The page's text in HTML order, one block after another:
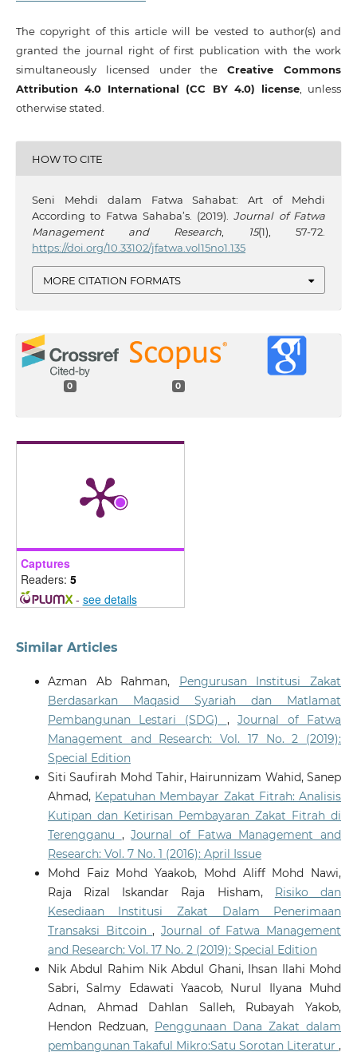
The copyright of this article will be vested to author(s) and
granted the journal right of first publication with the work
simultaneously licensed under theCreative Commons
Attribution 4.0 International (CC BY 4.0) license, unless
otherwise stated.
HOW TO CITE
Seni Mehdi dalam Fatwa Sahabat: Art of Mehdi
According to Fatwa Sahaba’s. (2019).Journal of Fatwa
Management and Research, 15(1), 57-72.
https://doi.org/10.33102/jfatwa.vol15no1.135
MORE CITATION FORMATS
0 0
Captures
Readers: 5
- see details
Similar Articles
Azman Ab Rahman, Pengurusan Institusi Zakat
Berdasarkan Maqasid Syariah dan Matlamat
Pembangunan Lestari (SDG) ,Journal of Fatwa
Management and Research: Vol. 17 No. 2 (2019):
Special Edition
Siti Saufirah Mohd Tahir, Hairunnizam Wahid, Sanep
Ahmad, Kepatuhan Membayar Zakat Fitrah: Analisis
Kutipan dan Ketirisan Pembayaran Zakat Fitrah di
Terengganu ,Journal of Fatwa Management and
Research: Vol. 7 No. 1 (2016): April Issue
Mohd Faiz Mohd Yaakob, Mohd Aliff Mohd Nawi,
Raja Rizal Iskandar Raja Hisham, Risiko dan
Kesediaan Institusi Zakat Dalam Penerimaan
Transaksi Bitcoin,Journal of Fatwa Management
and Research: Vol. 17 No. 2 (2019): Special Edition
Nik Abdul Rahim Nik Abdul Ghani, Ihsan Ilahi Mohd
Sabri, Salmy Edawati Yaacob, Nurul Ilyana Muhd
Adnan, Ahmad Dahlan Salleh, Rubayah Yakob,
Hendon Redzuan, Penggunaan Dana Zakat dalam
pembangunan Takaful Mikro:Satu Sorotan Literatur,